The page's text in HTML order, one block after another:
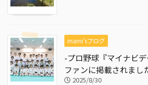
mami'sブログ
-プロ野球『マイナビ
ファンに掲載されまし
2025/8/30